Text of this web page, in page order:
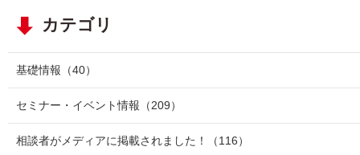
カテゴリ
基礎情報 （40）
セミナー・イベント情報 （209）
相談者がメディアに掲載されました！ （116）